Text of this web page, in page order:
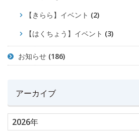
【きらら】イベント (2)
【はくちょう】イベント (3)
お知らせ (186)
アーカイブ
2026年